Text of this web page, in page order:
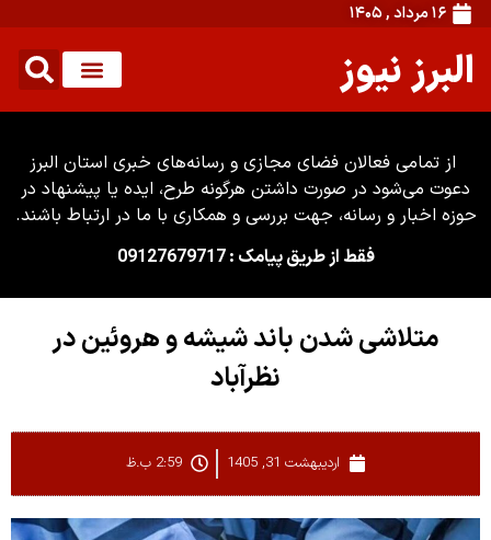
۱۶ مرداد , ۱۴۰۵
البرز نیوز
از تمامی فعالان فضای مجازی و رسانه‌های خبری استان البرز
دعوت می‌شود در صورت داشتن هرگونه طرح، ایده یا پیشنهاد در
حوزه اخبار و رسانه، جهت بررسی و همکاری با ما در ارتباط باشند.
فقط از طریق پیامک : 09127679717
متلاشی شدن باند شیشه و هروئین در
نظرآباد
اردیبهشت 31, 1405 2:59 ب.ظ